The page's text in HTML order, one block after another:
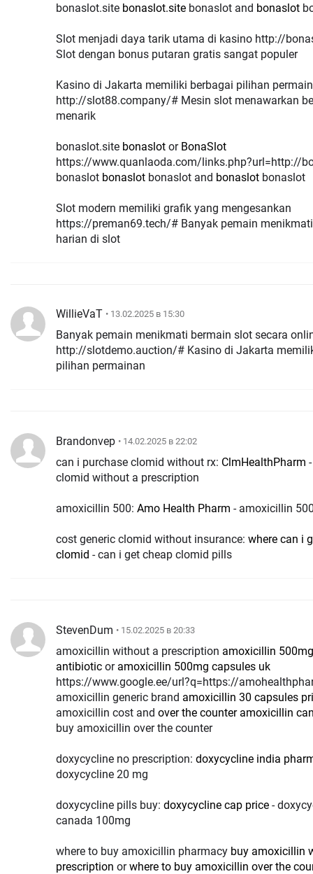
bonaslot.site bonaslot.site bonaslot and bonaslot
Slot menjadi daya tarik utama di kasino http://
Slot dengan bonus putaran gratis sangat populer
Kasino di Jakarta memiliki berbagai pilihan
http://slot88.company/# Mesin slot menawarkan
menarik
bonaslot.site bonaslot or BonaSlot
https://www.quanlaoda.com/links.php?url=http://
bonaslot bonaslot bonaslot and bonaslot bonaslot
Slot modern memiliki grafik yang mengesankan
https://preman69.tech/# Banyak pemain
harian di slot
WillieVaT • 13.02.2025 в 15:30
Banyak pemain menikmati bermain slot secara
http://slotdemo.auction/# Kasino di Jakarta
pilihan permainan
Brandonvep • 14.02.2025 в 22:02
can i purchase clomid without rx: ClmHealthPharm
clomid without a prescription
amoxicillin 500: Amo Health Pharm - amoxicillin
cost generic clomid without insurance: where can i
clomid - can i get cheap clomid pills
StevenDum • 15.02.2025 в 20:33
amoxicillin without a prescription amoxicillin
antibiotic or amoxicillin 500mg capsules uk
https://www.google.ee/url?q=https://
amoxicillin generic brand amoxicillin 30 capsules
amoxicillin cost and over the counter amoxicillin
buy amoxicillin over the counter
doxycycline no prescription: doxycycline india
doxycycline 20 mg
doxycycline pills buy: doxycycline cap price -
canada 100mg
where to buy amoxicillin pharmacy buy amoxicillin
prescription orwhere to buy amoxicillin over the